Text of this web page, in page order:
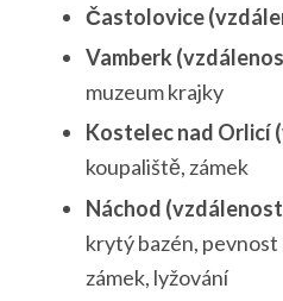
Častolovice
Vamberk
muzeum krajky
Kostelec nad Orlicí
koupaliště, zámek
Náchod
krytý bazén,
zámek, lyžování